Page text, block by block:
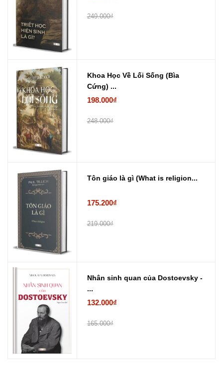
249.000₫
Khoa Học Về Lối Sống (Bìa
Cứng) ...
198.000₫
248.000₫
Tôn giáo là gì (What is religion...
175.200₫
219.000₫
Nhân sinh quan của Dostoevsky -
...
132.000₫
165.000₫